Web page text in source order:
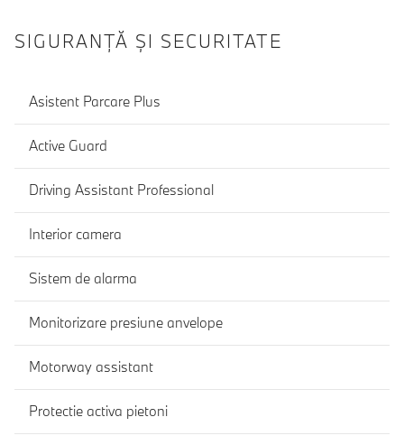
SIGURANŢĂ ŞI SECURITATE
Asistent Parcare Plus
Active Guard
Driving Assistant Professional
Interior camera
Sistem de alarma
Monitorizare presiune anvelope
Motorway assistant
Protectie activa pietoni